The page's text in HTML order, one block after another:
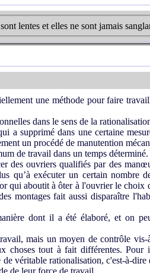
lentes et elles ne sont jamais
une méthode pour faire
dans le sens de la
supprimé dans une certaine
un procédé de manutention
de travail dans un temps déterminé.
des ouvriers qualifiés par des
exécuter un certain nombre
qui aboutit à ôter à l'ouvrier le choix
montages fait aussi disparaître
dont il a été élaboré, et on
mais un moyen de contrôle
choses tout à fait différentes. Pour
véritable rationalisation, c'est-à-dire
de leur force de travail.